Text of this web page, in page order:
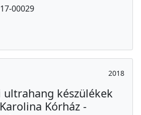
00029
2018
ultrahang készülékek
Kórház -